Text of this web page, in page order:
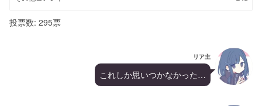
投票数: 295票
リア主
これしか思いつかなかった…